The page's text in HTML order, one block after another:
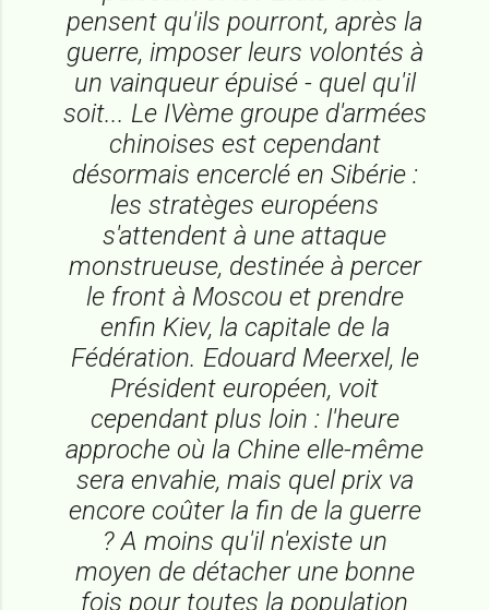
pensent qu'ils pourront, après la
guerre, imposer leurs volontés à
un vainqueur épuisé - quel qu'il
soit... Le IVème groupe d'armées
chinoises est cependant
désormais encerclé en Sibérie :
les stratèges européens
s'attendent à une attaque
monstrueuse, destinée à percer
le front à Moscou et prendre
enfin Kiev, la capitale de la
Fédération. Edouard Meerxel, le
Président européen, voit
cependant plus loin : l'heure
approche où la Chine elle-même
sera envahie, mais quel prix va
encore coûter la fin de la guerre
? A moins qu'il n'existe un
moyen de détacher une bonne
fois pour toutes la population